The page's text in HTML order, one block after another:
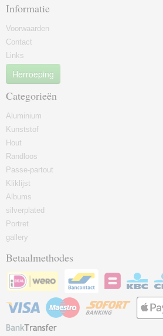
Informatie
Voorwaarden
Contact
Links
Herroeping
Categorieën
Aluminium
Kunststof
Hout
Randloos
Passe-partout
Kliklijst
Albums
silverplated
Portret
gallery
Betaalmethodes